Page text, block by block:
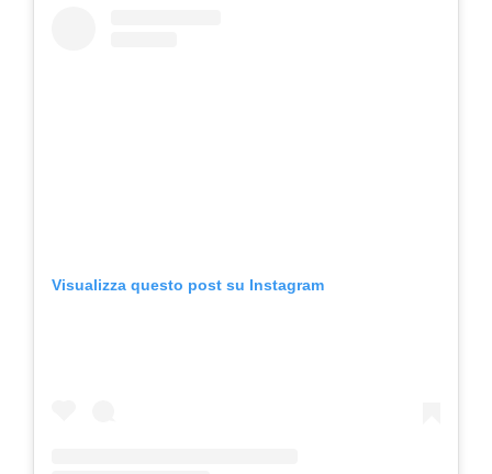
Visualizza questo post su Instagram